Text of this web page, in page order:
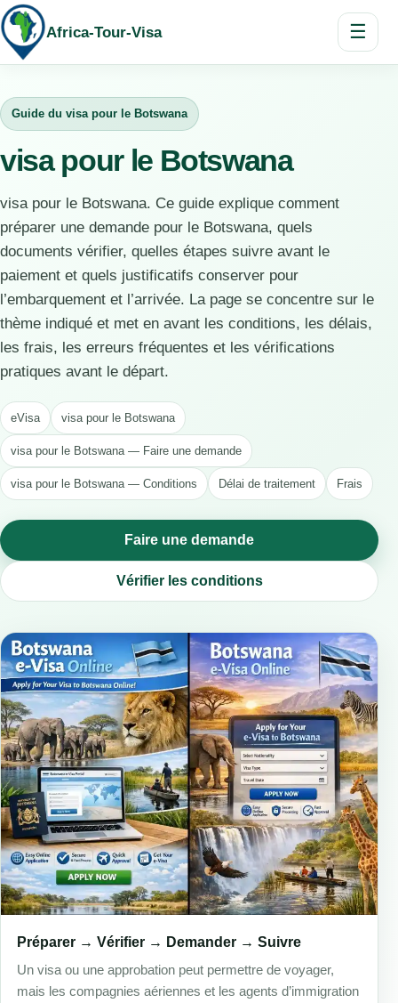
Africa-Tour-Visa ☰
Guide du visa pour le Botswana
visa pour le Botswana
visa pour le Botswana. Ce guide explique comment
préparer une demande pour le Botswana, quels
documents vérifier, quelles étapes suivre avant le
paiement et quels justificatifs conserver pour
l’embarquement et l’arrivée. La page se concentre sur le
thème indiqué et met en avant les conditions, les délais,
les frais, les erreurs fréquentes et les vérifications
pratiques avant le départ.
eVisa visa pour le Botswana
visa pour le Botswana — Faire une demande
visa pour le Botswana — Conditions Délai de traitement Frais
Faire une demande
Vérifier les conditions
Préparer → Vérifier → Demander → Suivre
Un visa ou une approbation peut permettre de voyager,
mais les compagnies aériennes et les agents d’immigration